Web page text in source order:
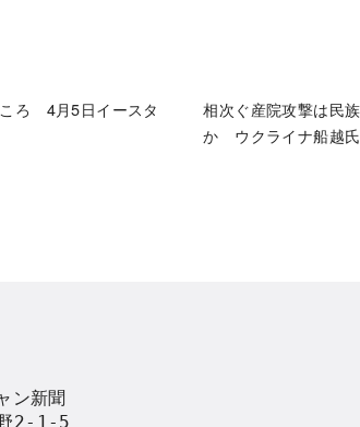
ろ 4月5日イースタ
相次ぐ産院攻撃は民
か ウクライナ船越氏
ン新聞
2-1-5